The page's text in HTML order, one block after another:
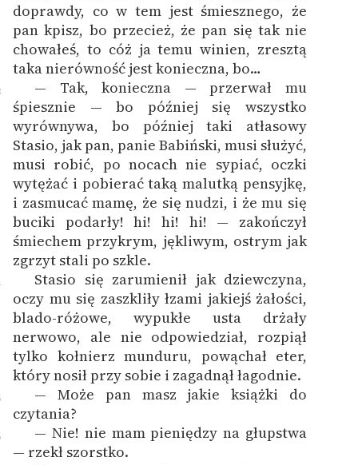
doprawdy, co w tem jest śmiesznego, że
pan kpisz, bo przecież, że pan się tak nie
chowałeś, to cóż ja temu winien, zresztą
taka nierówność jest konieczna, bo…
— Tak, konieczna — przerwał mu
śpiesznie — bo później się wszystko
wyrównywa, bo później taki atłasowy
Stasio, jak pan, panie Babiński, musi służyć,
musi robić, po nocach nie sypiać, oczki
wytężać i pobierać taką malutką pensyjkę,
i zasmucać mamę, że się nudzi, i że mu się
buciki podarły! hi! hi! hi! — zakończył
śmiechem przykrym, jękliwym, ostrym jak
zgrzyt stali po szkle.
Stasio się zarumienił jak dziewczyna,
oczy mu się zaszkliły łzami jakiejś żałości,
blado-różowe, wypukłe usta drżały
nerwowo, ale nie odpowiedział, rozpiął
tylko kołnierz munduru, powąchał eter,
który nosił przy sobie i zagadnął łagodnie.
— Może pan masz jakie książki do
czytania?
— Nie! nie mam pieniędzy na głupstwa
— rzekł szorstko.